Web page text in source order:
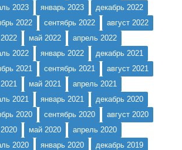
2023 январь 2023
декабрь 2022
2022 сентябрь 2022
август 2022
май 2022
апрель 2022
2022 январь 2022
декабрь 2021
2021 сентябрь 2021
август 2021
май 2021
апрель 2021
2021 январь 2021
декабрь 2020
2020 сентябрь 2020
август 2020
май 2020
апрель 2020
2020 январь 2020
декабрь 2019